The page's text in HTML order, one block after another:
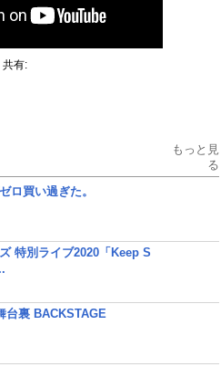
共有:
もっと見
る
ロ買い過ぎた。
特別ライブ2020「Keep S
台裏 BACKSTAGE